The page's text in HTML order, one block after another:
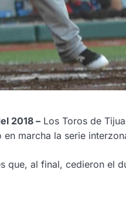
2018 – Los Toros de
marcha la serie
que, al final, cedieron el